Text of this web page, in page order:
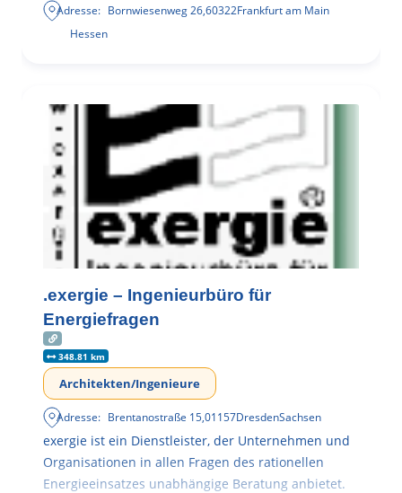
Adresse: Bornwiesenweg 26,60322Frankfurt am Main
Hessen
.exergie – Ingenieurbüro für
Energiefragen
348.81 km
Architekten/Ingenieure
Adresse: Brentanostraße 15,01157DresdenSachsen
exergie ist ein Dienstleister, der Unternehmen und
Organisationen in allen Fragen des rationellen
Energieeinsatzes unabhängige Beratung anbietet.